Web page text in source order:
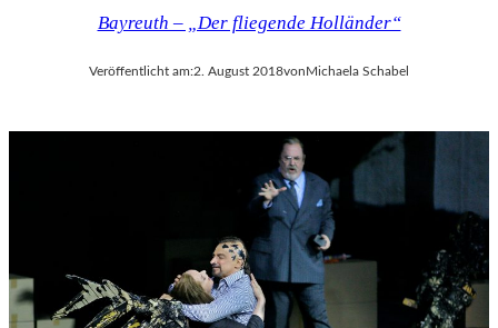
Bayreuth – „Der fliegende Holländer“
Veröffentlicht am:2. August 2018vonMichaela Schabel